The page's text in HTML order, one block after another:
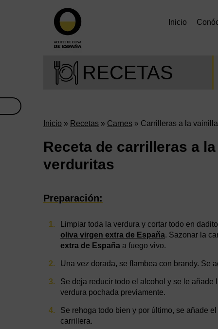
Inicio
RECETAS
Inicio » Recetas » Carnes » Carrilleras a la
Receta de carrilleras a
verduritas
Preparación:
Limpiar toda la verdura y cortar todo en
oliva virgen extra de España. Sazonar la
extra de España a fuego vivo.
Una vez dorada, se ﬂambea con brandy. Se
Se deja reducir todo el alcohol y se le
verdura pochada previamente.
Se rehoga todo bien y por último, se añade
carrillera.